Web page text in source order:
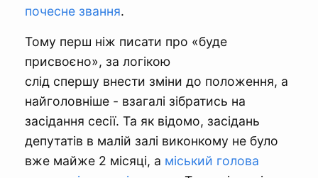
почесне звання.
Тому перш ніж писати про «буде
присвоєно», за логікою
слід спершу внести зміни до положення, а
найголовніше - взагалі зібратись на
засідання сесії. Та як відомо, засідань
депутатів в малій залі виконкому не було
вже майже 2 місяці, а міський голова